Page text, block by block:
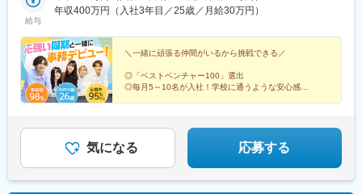
駅、中野駅(東京都)、潮見駅、天王洲アイル駅、天王台駅、田町駅
駅、南砂町駅、日野駅(東京都)、飯田橋駅、高輪台駅、武蔵引田
駅、新丸子駅、大門駅(東京都)、千駄ケ谷駅、木場駅(東京都)、護
国寺駅、立川北駅、流通センター駅、千葉ニュータウン中央駅、
京成八幡駅、ＹＲＰ野比駅、愛甲石田駅、新高島駅、戸塚駅、桜
木町駅、新川崎駅、京急川崎駅、仲町台駅、武蔵中原駅、さいた
駅、越谷駅、小山駅、溜池山王駅、桜田門駅、蒲田駅、吉祥寺
駅、代官山駅、半蔵門駅、雑司が谷駅、四ツ谷駅、秋葉原駅、汐
留駅、新日本橋駅、西新宿駅、巣鴨駅、大崎広小路駅、東我孫子
給与
年収400万円（入社3年目／25歳／月給30万円）
＼一緒に頑張る仲間がいるから挑戦できる／
◎「ベストベンチャー100」選出
◎毎月5～10名が入社！学校に通うような安心感！
気になる 応募する